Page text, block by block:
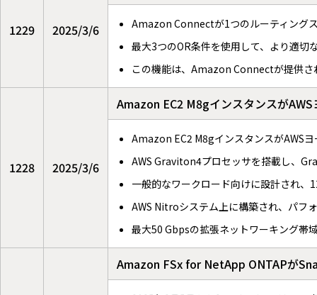
1229 2025/3/6
Amazon Connectが1つのルーティング
最大3つのOR条件を使用して、より適切
この機能は、Amazon Connectが提供さ
1228 2025/3/6
Amazon EC2 M8gインスタンスが
Amazon EC2 M8gインスタンスがAWS
AWS Graviton4プロセッサを搭載し、
一般的なワークロード向けに設計され、
AWS Nitroシステム上に構築され、パフ
最大50 Gbpsの拡張ネットワーキング帯
Amazon FSx for NetApp ONTAPが